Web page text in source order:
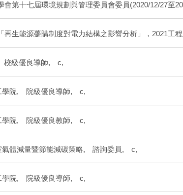
會第十七屆環境規劃與管理委員會委員(2020/12/27至
再生能源躉購制度對電力結構之影響分析」，2021工
校級優良導師, c,
學院, 院級優良導師, c,
學院, 院級優良教師, c,
氣體減量暨節能減碳策略, 諮詢委員, c,
學院, 院級優良導師, c,